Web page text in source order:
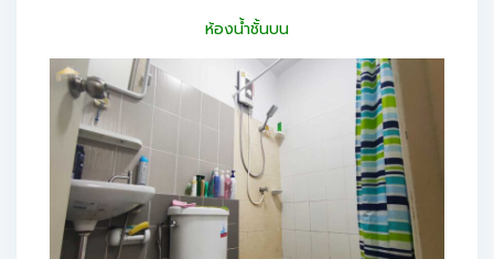
ห้องน้ำชั้นบน